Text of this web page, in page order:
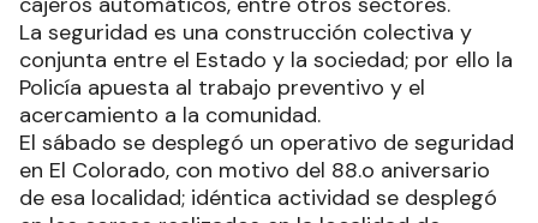
La seguridad es una construcción colectiva y
conjunta entre el Estado y la sociedad; por ello la
Policía apuesta al trabajo preventivo y el
acercamiento a la comunidad.
El sábado se desplegó un operativo de seguridad
en El Colorado, con motivo del 88.o aniversario
de esa localidad; idéntica actividad se desplegó